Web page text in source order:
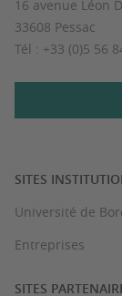
16 avenue Léon
33608 Pessac
Tél : +33 (0)5 56
SITES
Université de
Entreprises
SITES